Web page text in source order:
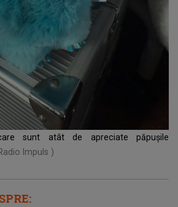
sunt atât de apreciate păpușile
Impuls )